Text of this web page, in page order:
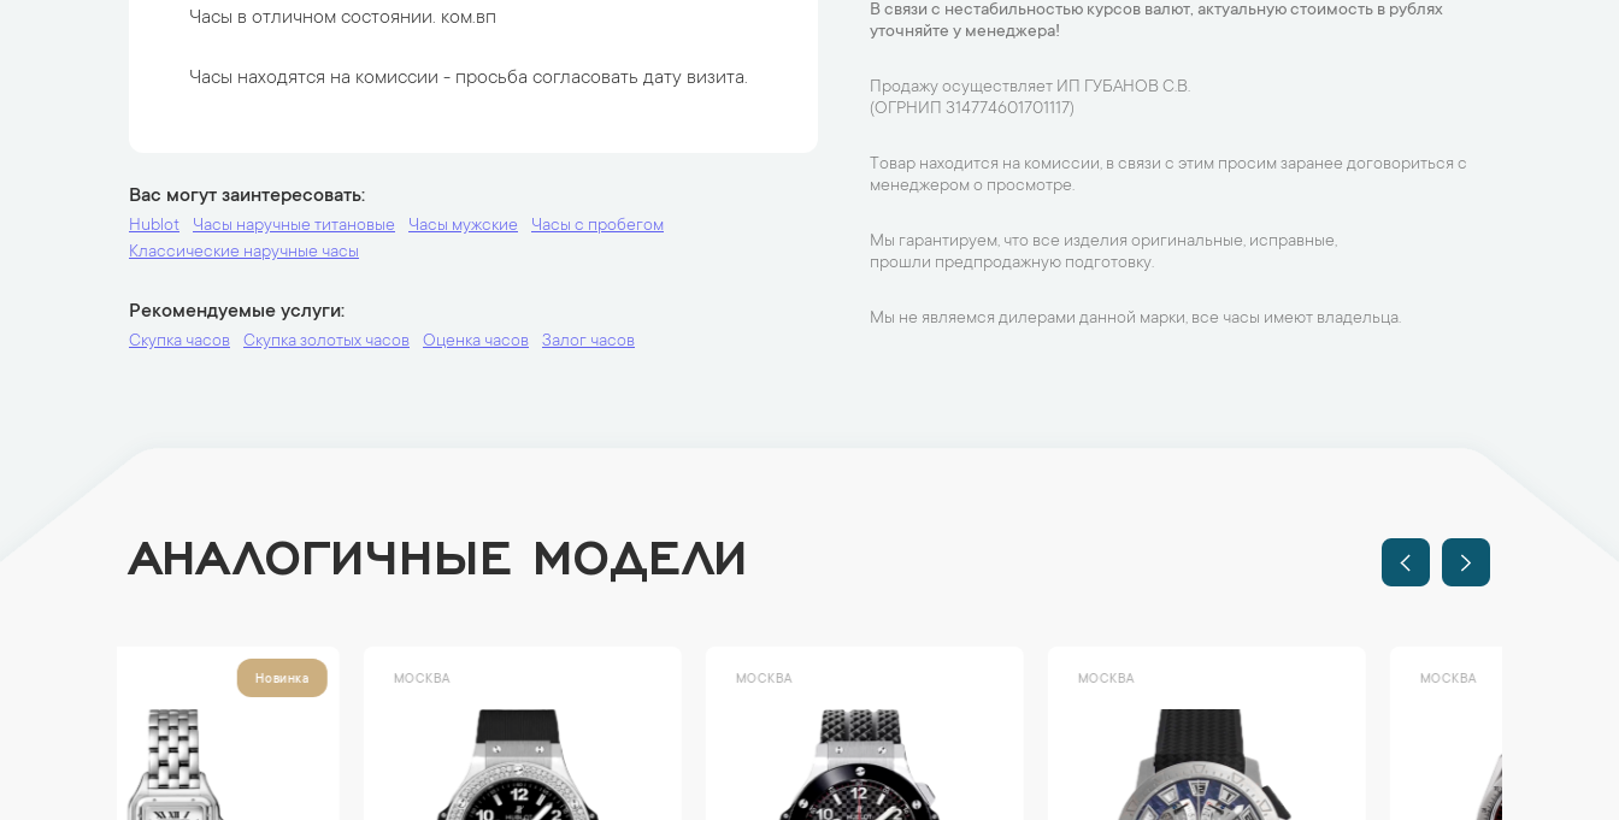
Часы в отличном состоянии. ком.вп
Часы находятся на комиссии - просьба согласовать дату визита.
Вас могут заинтересовать
Hublot Часы наручные титановые Часы мужские
Часы с пробегом
Классические наручные часы
Рекомендуемые услуги
Скупка часов Скупка золотых часов Оценка часов Залог часов
В связи с нестабильностью курсов валют, актуальную стоимость в рублях
уточняйте у менеджера!
Продажу осуществляет ИП ГУБАНОВ С.В.
(ОГРНИП 314774601701117)
Товар находится на комиссии, в связи с этим просим заранее договориться с
менеджером о просмотре.
Мы гарантируем, что все изделия оригинальные, исправные,
прошли предпродажную подготовку.
Мы не являемся дилерами данной марки, все часы имеют владельца.
АНАЛОГИЧНЫЕ МОДЕЛИ
Limited